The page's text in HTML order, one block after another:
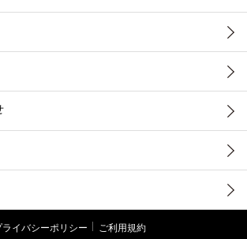
ライバシーポリシー ご利用規約